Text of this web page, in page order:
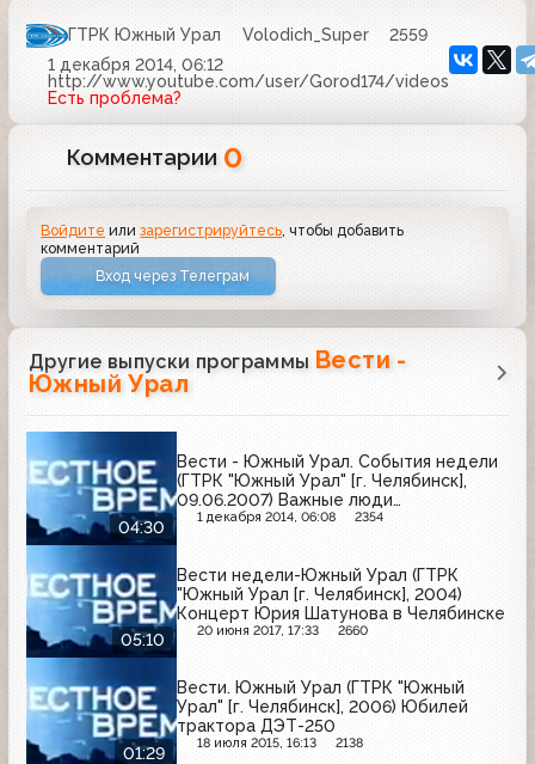
ГТРК Южный Урал Volodich_Super
2559
1 декабря 2014, 06:12
http://www.youtube.com/user/Gorod174/videos
Есть проблема?
Комментарии 0
Войдите илизарегистрируйтесь , чтобы добавить
комментарий
Вход через Телеграм
Другие выпуски программы Вести -
Южный Урал
04:30
Вести - Южный Урал. События недели
(ГТРК "Южный Урал" [г. Челябинск],
09.06.2007) Важные люди
Магнитогорска
1 декабря 2014, 06:08 2354
05:10
Вести недели-Южный Урал (ГТРК
"Южный Урал [г. Челябинск], 2004)
Концерт Юрия Шатунова в Челябинске
20 июня 2017, 17:33 2660
01:29
Вести. Южный Урал (ГТРК "Южный
Урал" [г. Челябинск], 2006) Юбилей
трактора ДЭТ-250
18 июля 2015, 16:13 2138